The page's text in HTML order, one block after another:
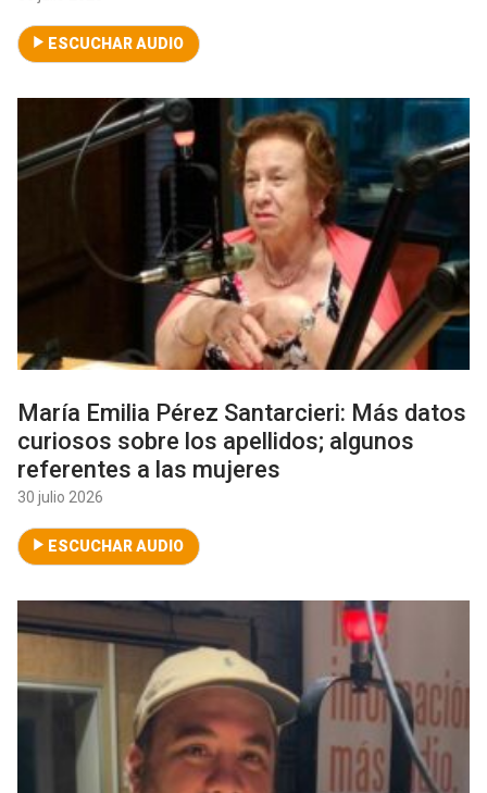
ESCUCHAR AUDIO
María Emilia Pérez Santarcieri: Más datos
curiosos sobre los apellidos; algunos
referentes a las mujeres
30 julio 2026
ESCUCHAR AUDIO